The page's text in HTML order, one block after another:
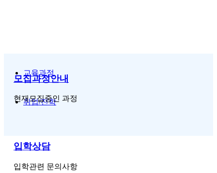
교육과정
취업/진학
모집과정안내
현재모집중인 과정
입학상담
입학관련 문의사항